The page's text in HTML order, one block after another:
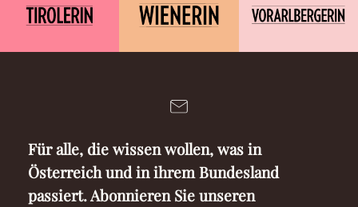
Für alle, die wissen wollen, was in
Österreich und in ihrem Bundesland
passiert. Abonnieren Sie unseren